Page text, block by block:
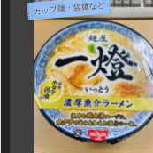
カップ麺・袋麺など